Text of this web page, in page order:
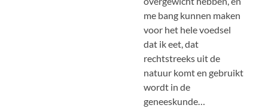
me bang kunnen maken
voor het hele voedsel
dat ik eet, dat
rechtstreeks uit de
natuur komt en gebruikt
wordt in de
geneeskunde…